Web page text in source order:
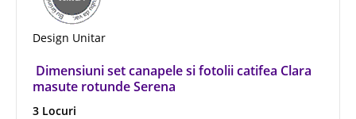
Design Unitar
Dimensiuni set canapele si fotolii catifea Clara
masute rotunde Serena
3 Locuri